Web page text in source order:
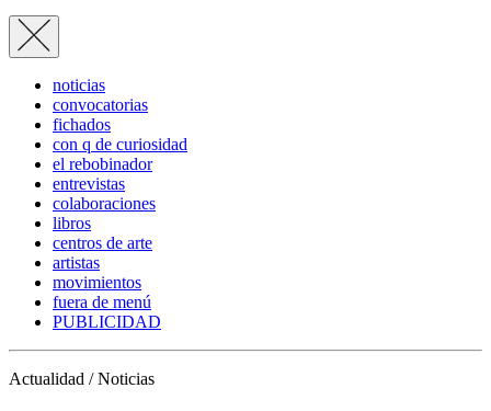
noticias
convocatorias
fichados
con q de curiosidad
el rebobinador
entrevistas
colaboraciones
libros
centros de arte
artistas
movimientos
fuera de menú
PUBLICIDAD
Actualidad / Noticias